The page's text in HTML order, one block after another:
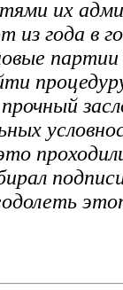
их
из года в